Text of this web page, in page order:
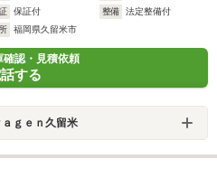
保証付 整備
法定整備付
福岡県久留米市
確認・見積依頼
する
ｇｅｎ久留米